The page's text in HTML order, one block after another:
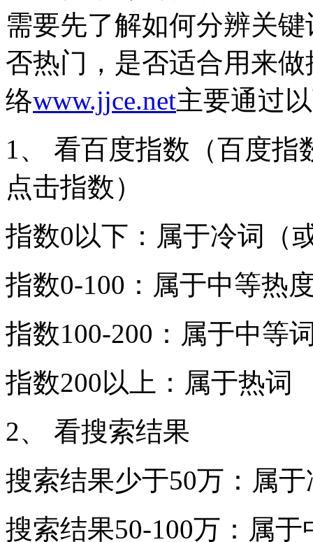
需要先了解如何分辨关
否热门，是否适合用来做
络www.jjce.net主要通过
1、 看百度指数（百度
点击指数）
指数0以下：属于冷词（
指数0-100：属于中等热
指数100-200：属于中等
指数200以上：属于热词
2、 看搜索结果
搜索结果少于50万：属
搜索结果50-100万：属